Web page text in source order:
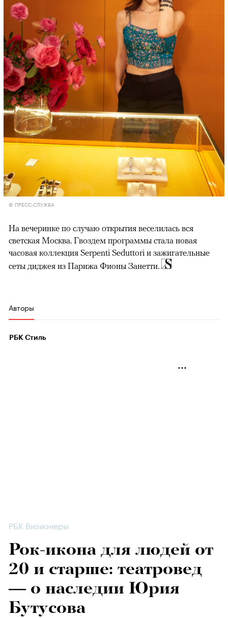
© ПРЕСС-СЛУЖБА
На вечеринке по случаю открытия веселилась вся
светская Москва. Гвоздем программы стала новая
часовая коллекция Serpenti Seduttori и зажигательные
сеты диджея из Парижа Фионы Занетти.
Авторы
РБК Стиль
РБК Визионеры
Рок-икона для людей от
20 и старше: театровед
— о наследии Юрия
Бутусова